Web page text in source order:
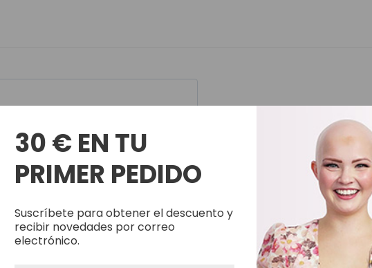
Productos Relacionados
30 € EN TU
PRIMER PEDIDO
Suscríbete para obtener el descuento y
recibir novedades por correo
electrónico.